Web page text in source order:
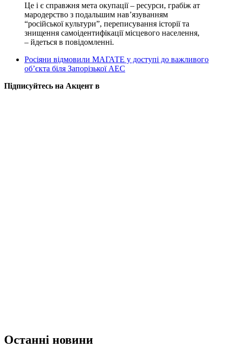
Це і є справжня мета окупації – ресурси, грабіж ат
мародерство з подальшим нав’язуванням
“російської культури”, переписування історії та
знищення самоідентифікації місцевого населення,
– йдеться в повідомленні.
Росіяни відмовили МАГАТЕ у доступі до важливого
об’єкта біля Запорізької АЕС
Підписуйтесь на Акцент в
Останні новини